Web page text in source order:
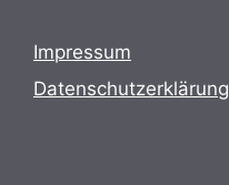
Impressum
Datenschutzerklärung